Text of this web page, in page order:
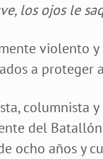
los ojos le
violento
a proteger
columnista
del
ocho años y